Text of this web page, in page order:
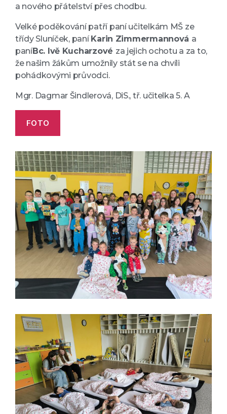
a nového přátelství přes chodbu.
Velké poděkování patří paní učitelkám MŠ ze
třídy Sluníček, paní Karin Zimmermannová a
paníBc. Ivě Kucharzové za jejich ochotu a za to,
že našim žákům umožnily stát se na chvíli
pohádkovými průvodci.
Mgr. Dagmar Šindlerová, DiS., tř. učitelka 5. A
FOTO